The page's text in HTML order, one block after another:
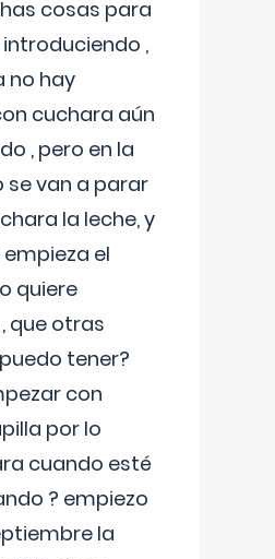
cosas para
,
no hay
cuchara aún
, pero en la
se van a parar
la leche, y
el
quiere
que otras
tener?
con
por lo
cuando esté
? empiezo
la